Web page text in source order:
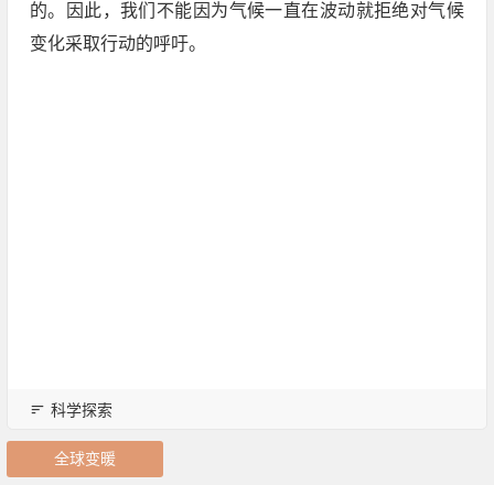
的。因此，我们不能因为气候一直在波动就拒绝对气候
变化采取行动的呼吁。
科学探索
全球变暖